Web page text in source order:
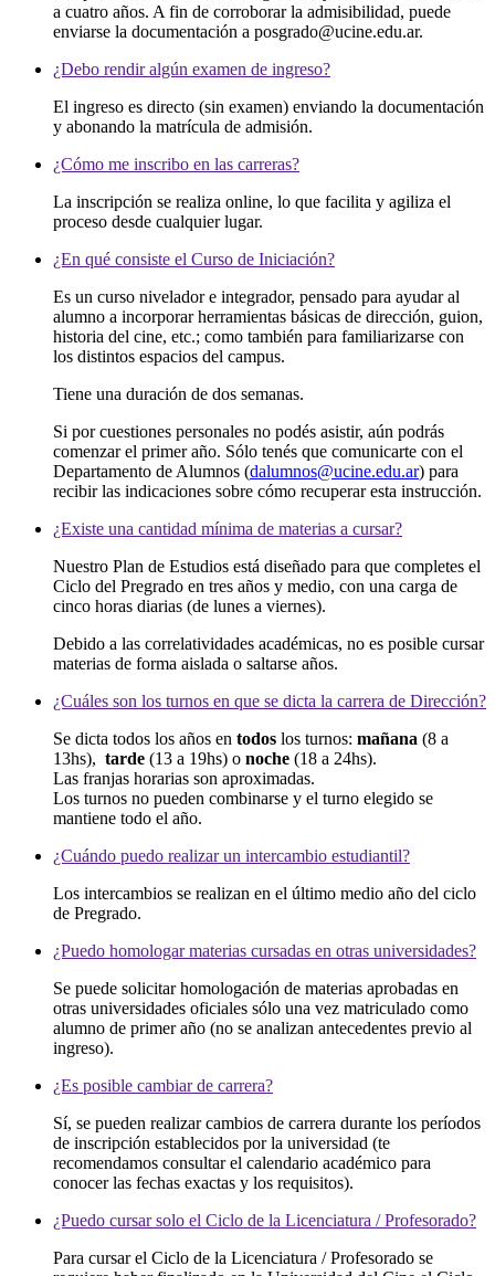
a cuatro años. A fin de corroborar la admisibilidad, puede
enviarse la documentación a posgrado@ucine.edu.ar.
¿Debo rendir algún examen de ingreso?
El ingreso es directo (sin examen) enviando la documentación
y abonando la matrícula de admisión.
¿Cómo me inscribo en las carreras?
La inscripción se realiza online, lo que facilita y agiliza el
proceso desde cualquier lugar.
¿En qué consiste el Curso de Iniciación?
Es un curso nivelador e integrador, pensado para ayudar al
alumno a incorporar herramientas básicas de dirección, guion,
historia del cine, etc.; como también para familiarizarse con
los distintos espacios del campus.
Tiene una duración de dos semanas.
Si por cuestiones personales no podés asistir, aún podrás
comenzar el primer año. Sólo tenés que comunicarte con el
Departamento de Alumnos (dalumnos@ucine.edu.ar) para
recibir las indicaciones sobre cómo recuperar esta instrucción.
¿Existe una cantidad mínima de materias a cursar?
Nuestro Plan de Estudios está diseñado para que completes el
Ciclo del Pregrado en tres años y medio, con una carga de
cinco horas diarias (de lunes a viernes).
Debido a las correlatividades académicas, no es posible cursar
materias de forma aislada o saltarse años.
¿Cuáles son los turnos en que se dicta la carrera de Dirección?
Se dicta todos los años en todos los turnos: mañana (8 a
13hs), tarde (13 a 19hs) o noche (18 a 24hs).
Las franjas horarias son aproximadas.
Los turnos no pueden combinarse y el turno elegido se
mantiene todo el año.
¿Cuándo puedo realizar un intercambio estudiantil?
Los intercambios se realizan en el último medio año del ciclo
de Pregrado.
¿Puedo homologar materias cursadas en otras universidades?
Se puede solicitar homologación de materias aprobadas en
otras universidades oficiales sólo una vez matriculado como
alumno de primer año (no se analizan antecedentes previo al
ingreso).
¿Es posible cambiar de carrera?
Sí, se pueden realizar cambios de carrera durante los períodos
de inscripción establecidos por la universidad (te
recomendamos consultar el calendario académico para
conocer las fechas exactas y los requisitos).
¿Puedo cursar solo el Ciclo de la Licenciatura / Profesorado?
Para cursar el Ciclo de la Licenciatura / Profesorado se